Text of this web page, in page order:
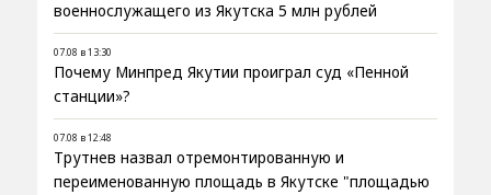
военнослужащего из Якутска 5 млн рублей
07.08 в 13:30
Почему Минпред Якутии проиграл суд «Пенной
станции»?
07.08 в 12:48
Трутнев назвал отремонтированную и
переименованную площадь в Якутске "площадью